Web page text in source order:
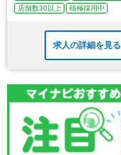
店舗数30以上
積極採用中
求人の詳細を見る